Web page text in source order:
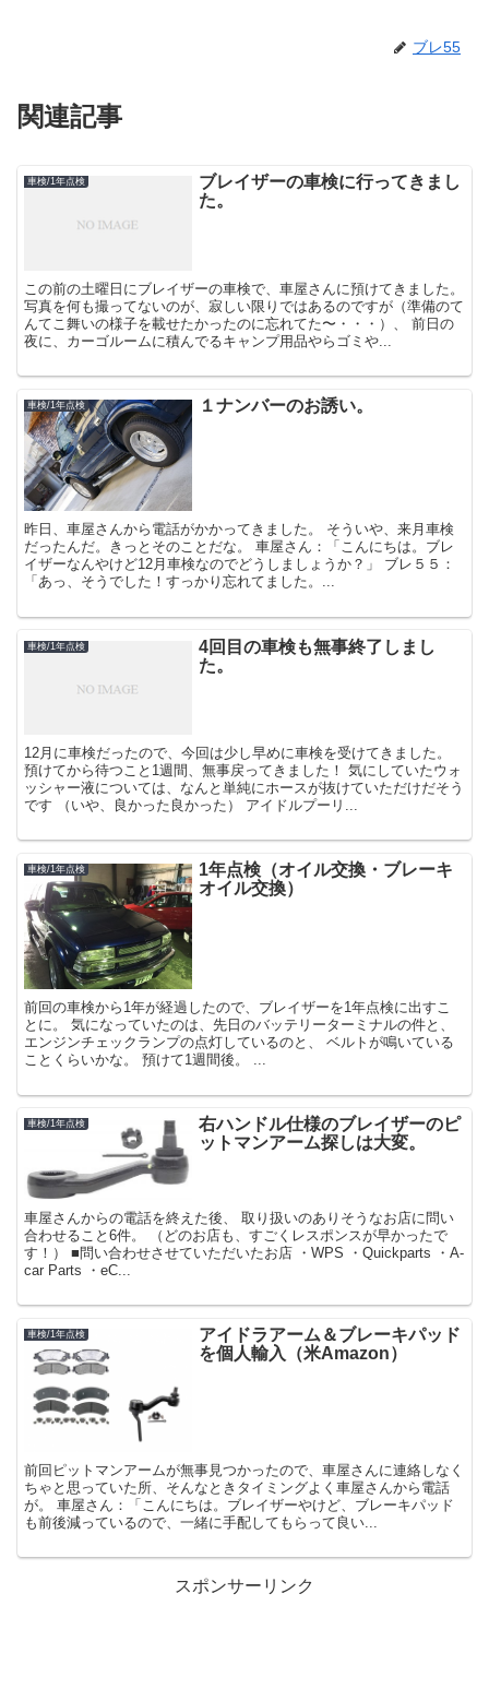
ブレ55
関連記事
車検/1年点検
ブレイザーの車検に行ってきまし
た。
この前の土曜日にブレイザーの車検で、車屋さんに預けてきました。
写真を何も撮ってないのが、寂しい限りではあるのですが（準備のて
んてこ舞いの様子を載せたかったのに忘れてた〜・・・）、 前日の
夜に、カーゴルームに積んでるキャンプ用品やらゴミや...
車検/1年点検 １ナンバーのお誘い。
昨日、車屋さんから電話がかかってきました。 そういや、来月車検
だったんだ。きっとそのことだな。 車屋さん：「こんにちは。ブレ
イザーなんやけど12月車検なのでどうしましょうか？」 ブレ５５：
「あっ、そうでした！すっかり忘れてました。...
車検/1年点検
4回目の車検も無事終了しまし
た。
12月に車検だったので、今回は少し早めに車検を受けてきました。
預けてから待つこと1週間、無事戻ってきました！ 気にしていたウォ
ッシャー液については、なんと単純にホースが抜けていただけだそう
です （いや、良かった良かった） アイドルプーリ...
車検/1年点検
1年点検（オイル交換・ブレーキ
オイル交換）
前回の車検から1年が経過したので、ブレイザーを1年点検に出すこ
とに。 気になっていたのは、先日のバッテリーターミナルの件と、
エンジンチェックランプの点灯しているのと、 ベルトが鳴いている
ことくらいかな。 預けて1週間後。 ...
車検/1年点検
右ハンドル仕様のブレイザーのピ
ットマンアーム探しは大変。
車屋さんからの電話を終えた後、 取り扱いのありそうなお店に問い
合わせること6件。 （どのお店も、すごくレスポンスが早かったで
す！） ■問い合わせさせていただいたお店 ・WPS ・Quickparts ・A-
car Parts ・eC...
車検/1年点検
アイドラアーム＆ブレーキパッド
を個人輸入（米Amazon）
前回ピットマンアームが無事見つかったので、車屋さんに連絡しなく
ちゃと思っていた所、そんなときタイミングよく車屋さんから電話
が。 車屋さん：「こんにちは。ブレイザーやけど、ブレーキパッド
も前後減っているので、一緒に手配してもらって良い...
スポンサーリンク